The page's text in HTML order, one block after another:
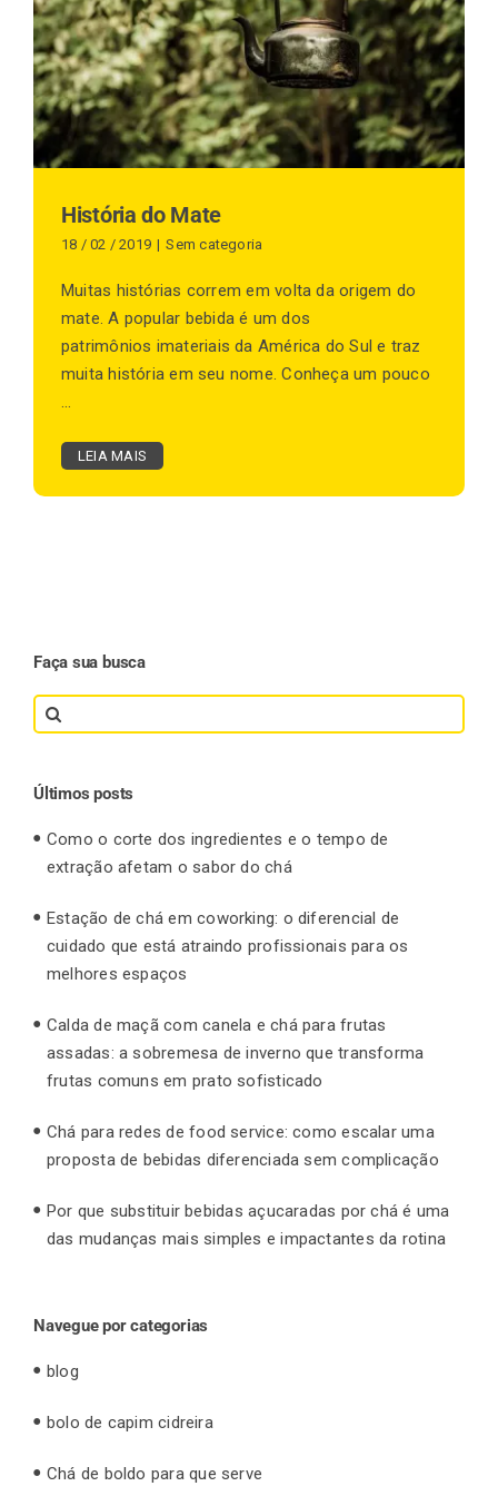
Finalização de compra
Exportação
Blog
Contato
História do Mate
18 / 02 / 2019 | Sem categoria
Muitas histórias correm em volta da origem do
mate. A popular bebida é um dos
patrimônios imateriais da América do Sul e traz
muita história em seu nome. Conheça um pouco
...
LEIA MAIS
Faça sua busca
Search
for:
Últimos posts
Como o corte dos ingredientes e o tempo de
extração afetam o sabor do chá
Estação de chá em coworking: o diferencial de
cuidado que está atraindo profissionais para os
melhores espaços
Calda de maçã com canela e chá para frutas
assadas: a sobremesa de inverno que transforma
frutas comuns em prato sofisticado
Chá para redes de food service: como escalar uma
proposta de bebidas diferenciada sem complicação
Por que substituir bebidas açucaradas por chá é uma
das mudanças mais simples e impactantes da rotina
Navegue por categorias
blog
bolo de capim cidreira
Chá de boldo para que serve